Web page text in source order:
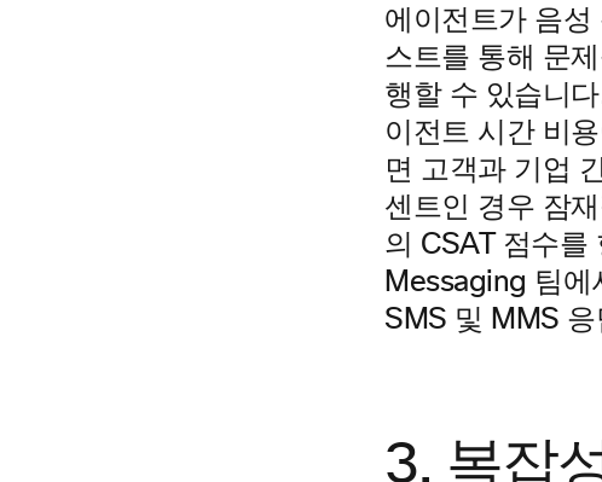
에이전트가 음성
스트를 통해 문
행할 수 있습니
이전트 시간 비
면 고객과 기업
센트인 경우 잠
의 CSAT 점수를
Messaging 팀에
SMS 및 MMS
3. 복잡